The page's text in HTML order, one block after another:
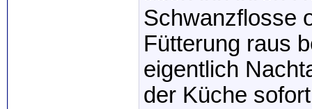
Schwanzflosse
Fütterung raus
eigentlich
der Küche